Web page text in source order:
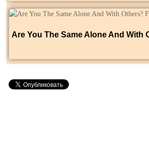
Are You The Same Alone And With